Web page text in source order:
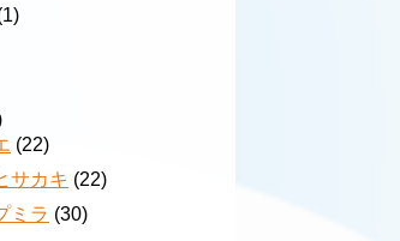
(22)
サカキ (22)
ミラ (30)